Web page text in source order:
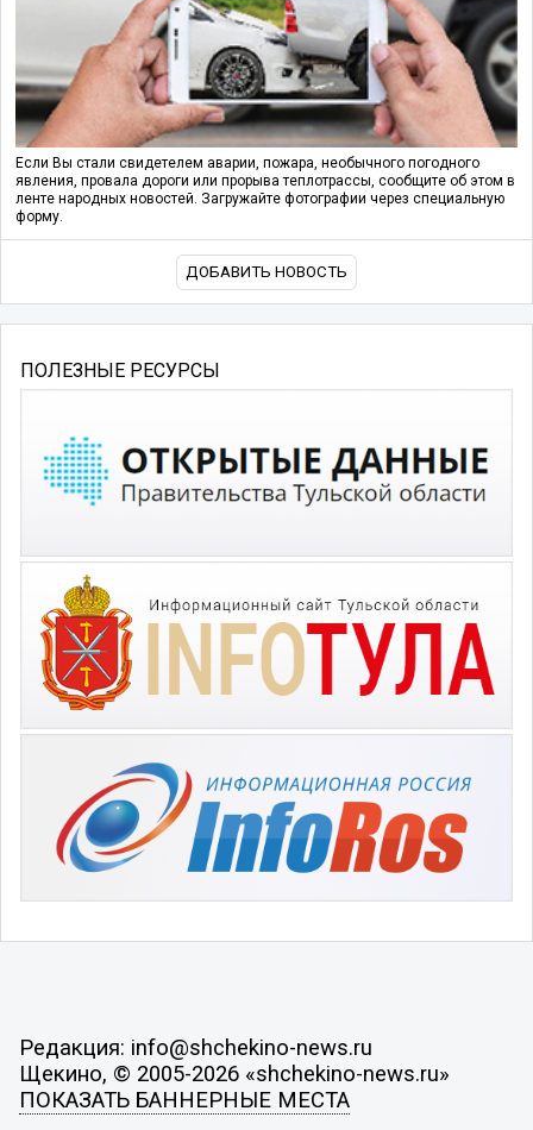
Если Вы стали свидетелем аварии, пожара, необычного погодного
явления, провала дороги или прорыва теплотрассы, сообщите об этом в
ленте народных новостей. Загружайте фотографии через специальную
форму.
ДОБАВИТЬ НОВОСТЬ
ПОЛЕЗНЫЕ РЕСУРСЫ
Редакция: info@shchekino-news.ru
Щекино, © 2005-2026 «shchekino-news.ru»
ПОКАЗАТЬ БАННЕРНЫЕ МЕСТА